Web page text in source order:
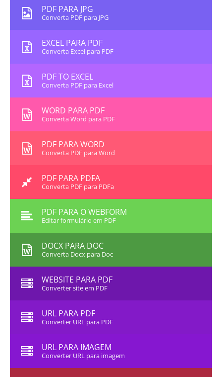
PDF PARA JPG
Converta PDF para JPG
EXCEL PARA PDF
Converta Excel para PDF
PDF TO EXCEL
Converta PDF para Excel
WORD PARA PDF
Converta Word para PDF
PDF PARA WORD
Converta PDF para Word
PDF PARA PDFA
Converta PDF para PDFa
PDF PARA O WEBFORM
Editar formulário em PDF
DOCX PARA DOC
Converta Docx para Doc
WEBSITE PARA PDF
Converter site em PDF
URL PARA PDF
Converter URL para PDF
URL PARA IMAGEM
Converter URL para imagem